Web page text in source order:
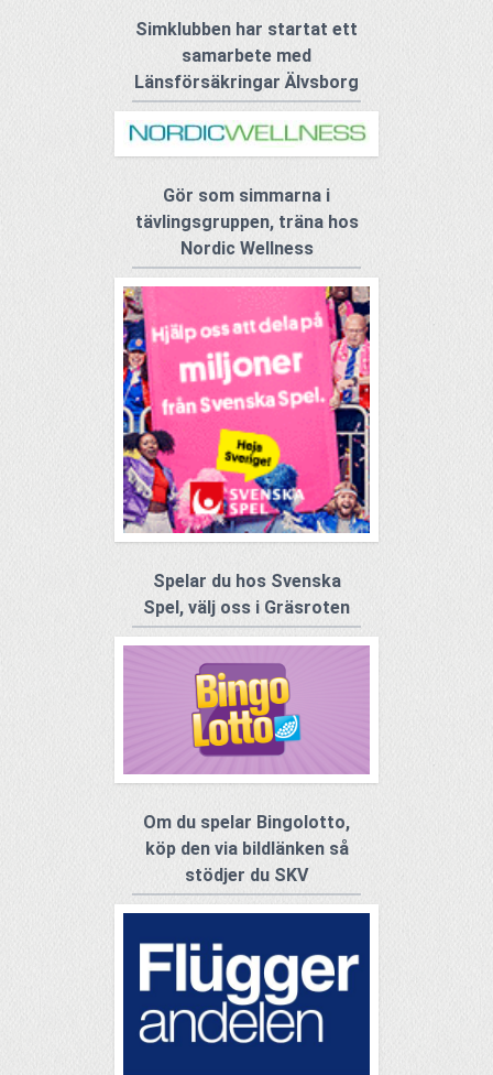
Simklubben har startat ett
samarbete med
Länsförsäkringar Älvsborg
Gör som simmarna i
tävlingsgruppen, träna hos
Nordic Wellness
Spelar du hos Svenska
Spel, välj oss i Gräsroten
Om du spelar Bingolotto,
köp den via bildlänken så
stödjer du SKV